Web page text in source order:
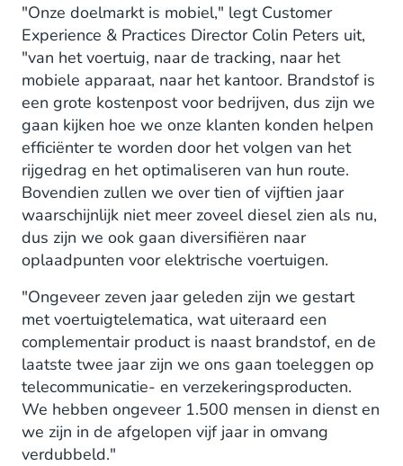
"Onze doelmarkt is mobiel," legt Customer
Experience & Practices Director Colin Peters uit,
"van het voertuig, naar de tracking, naar het
mobiele apparaat, naar het kantoor. Brandstof is
een grote kostenpost voor bedrijven, dus zijn we
gaan kijken hoe we onze klanten konden helpen
efficiënter te worden door het volgen van het
rijgedrag en het optimaliseren van hun route.
Bovendien zullen we over tien of vijftien jaar
waarschijnlijk niet meer zoveel diesel zien als nu,
dus zijn we ook gaan diversifiëren naar
oplaadpunten voor elektrische voertuigen.
"Ongeveer zeven jaar geleden zijn we gestart
met voertuigtelematica, wat uiteraard een
complementair product is naast brandstof, en de
laatste twee jaar zijn we ons gaan toeleggen op
telecommunicatie- en verzekeringsproducten.
We hebben ongeveer 1.500 mensen in dienst en
we zijn in de afgelopen vijf jaar in omvang
verdubbeld."